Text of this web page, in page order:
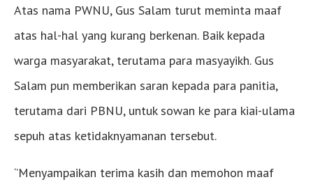
Atas nama PWNU, Gus Salam turut meminta maaf
atas hal-hal yang kurang berkenan. Baik kepada
warga masyarakat, terutama para masyayikh. Gus
Salam pun memberikan saran kepada para panitia,
terutama dari PBNU, untuk sowan ke para kiai-ulama
sepuh atas ketidaknyamanan tersebut.
‘’Menyampaikan terima kasih dan memohon maaf